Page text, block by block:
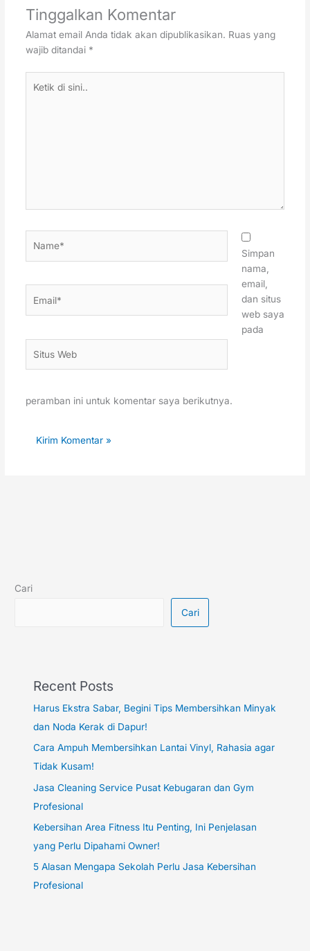
Tinggalkan Komentar
Alamat email Anda tidak akan dipublikasikan. Ruas yang
wajib ditandai *
Web
Simpan
nama,
email,
dan situs
web saya
pada
peramban ini untuk komentar saya berikutnya.
Cari
Cari
Recent Posts
Harus Ekstra Sabar, Begini Tips Membersihkan Minyak
dan Noda Kerak di Dapur!
Cara Ampuh Membersihkan Lantai Vinyl, Rahasia agar
Tidak Kusam!
Jasa Cleaning Service Pusat Kebugaran dan Gym
Profesional
Kebersihan Area Fitness Itu Penting, Ini Penjelasan
yang Perlu Dipahami Owner!
5 Alasan Mengapa Sekolah Perlu Jasa Kebersihan
Profesional